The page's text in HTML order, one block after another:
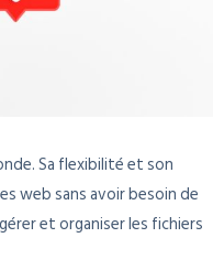
Sa flexibilité et son
web sans avoir besoin de
et organiser les fichiers